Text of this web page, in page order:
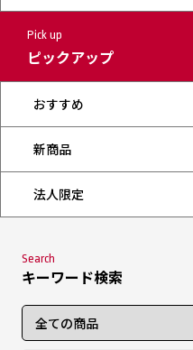
Pick up
ピックアップ
おすすめ
新商品
法人限定
Search
キーワード検索